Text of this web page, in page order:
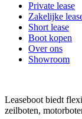
Private lease
Zakelijke
Short lease
Boot kopen
Over ons
Showroom
Leaseboot biedt
zeilboten,